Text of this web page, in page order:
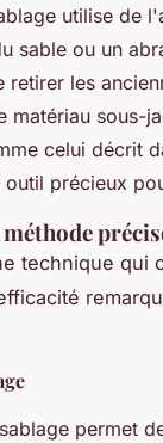
utilise de
sable ou un
retirer les
matériau sous-
celui décrit
outil précieux
méthode
technique qui
permet